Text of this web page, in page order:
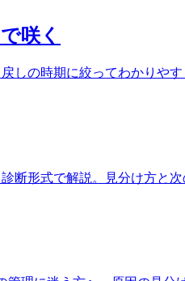
咲く
しの時期に絞ってわかりやす
断形式で解説。見分け方と次